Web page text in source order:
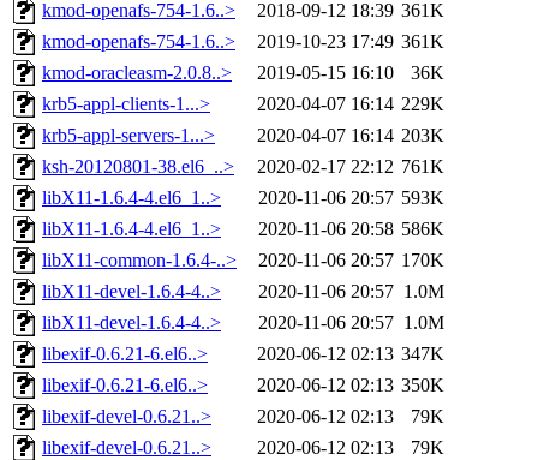
kmod-openafs-754-1.6..>
2018-09-12 18:39 361K
kmod-openafs-754-1.6..>
2019-10-23 17:49 361K
kmod-oracleasm-2.0.8..>
2019-05-15 16:10
36K
krb5-appl-clients-1...>
2020-04-07 16:14 229K
krb5-appl-servers-1...>
2020-04-07 16:14 203K
ksh-20120801-38.el6_..>
2020-02-17 22:12 761K
libX11-1.6.4-4.el6_1..>
2020-11-06 20:57 593K
libX11-1.6.4-4.el6_1..>
2020-11-06 20:58 586K
libX11-common-1.6.4-..>
2020-11-06 20:57 170K
libX11-devel-1.6.4-4..>
2020-11-06 20:57 1.0M
libX11-devel-1.6.4-4..>
2020-11-06 20:57 1.0M
libexif-0.6.21-6.el6..>
2020-06-12 02:13 347K
libexif-0.6.21-6.el6..>
2020-06-12 02:13 350K
libexif-devel-0.6.21..>
2020-06-12 02:13
79K
libexif-devel-0.6.21..>
2020-06-12 02:13
79K